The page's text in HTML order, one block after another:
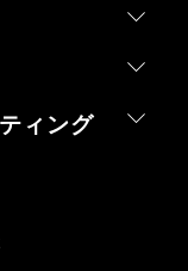
ィング